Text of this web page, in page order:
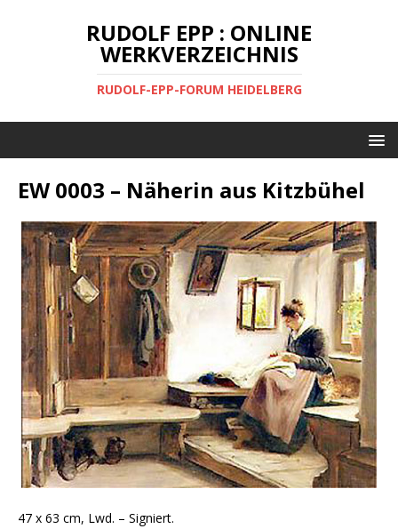
RUDOLF EPP : ONLINE
WERKVERZEICHNIS
RUDOLF-EPP-FORUM HEIDELBERG
EW 0003 – Näherin aus Kitzbühel
47 x 63 cm, Lwd. – Signiert.